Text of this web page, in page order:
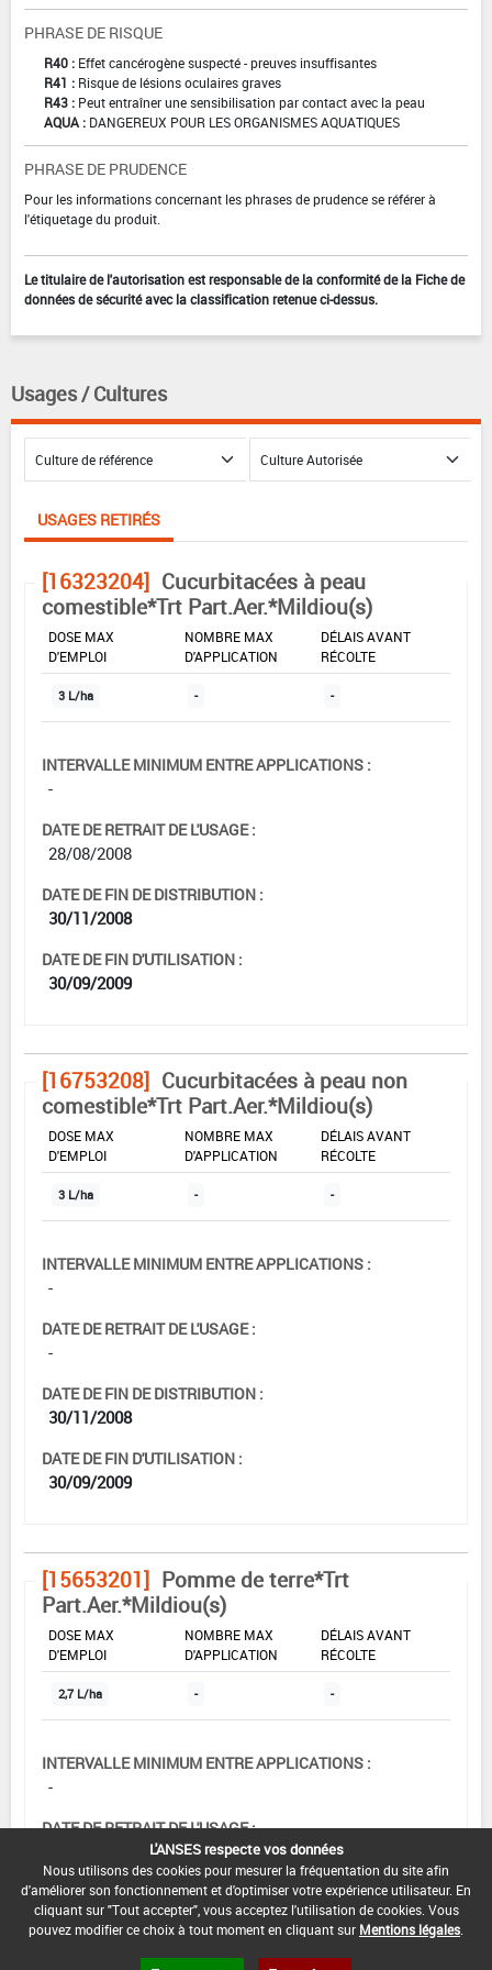
PHRASE DE RISQUE
R40 : Effet cancérogène suspecté - preuves insuffisantes
R41 : Risque de lésions oculaires graves
R43 : Peut entraîner une sensibilisation par contact avec la peau
AQUA : DANGEREUX POUR LES ORGANISMES AQUATIQUES
PHRASE DE PRUDENCE
Pour les informations concernant les phrases de prudence se référer à
l'étiquetage du produit.
Le titulaire de l'autorisation est responsable de la conformité de la Fiche de
données de sécurité avec la classification retenue ci-dessus.
Usages / Cultures
USAGES RETIRÉS
[16323204] Cucurbitacées à peau
comestible*Trt Part.Aer.*Mildiou(s)
DOSE MAX
D'EMPLOI
NOMBRE MAX
D'APPLICATION
DÉLAIS AVANT
RÉCOLTE
3 L/ha - -
INTERVALLE MINIMUM ENTRE APPLICATIONS :
-
DATE DE RETRAIT DE L'USAGE :
28/08/2008
DATE DE FIN DE DISTRIBUTION :
30/11/2008
DATE DE FIN D'UTILISATION :
30/09/2009
[16753208] Cucurbitacées à peau non
comestible*Trt Part.Aer.*Mildiou(s)
DOSE MAX
D'EMPLOI
NOMBRE MAX
D'APPLICATION
DÉLAIS AVANT
RÉCOLTE
3 L/ha - -
INTERVALLE MINIMUM ENTRE APPLICATIONS :
-
DATE DE RETRAIT DE L'USAGE :
-
DATE DE FIN DE DISTRIBUTION :
30/11/2008
DATE DE FIN D'UTILISATION :
30/09/2009
[15653201] Pomme de terre*Trt
Part.Aer.*Mildiou(s)
DOSE MAX
D'EMPLOI
NOMBRE MAX
D'APPLICATION
DÉLAIS AVANT
RÉCOLTE
2,7 L/ha - -
INTERVALLE MINIMUM ENTRE APPLICATIONS :
-
DATE DE RETRAIT DE L'USAGE :
DATE DE FIN DE DISTRIBUTION :
30/11/2008
DATE DE FIN D'UTILISATION :
L'ANSES respecte vos données
Nous utilisons des cookies pour mesurer la fréquentation du site afin
d'améliorer son fonctionnement et d'optimiser votre expérience utilisateur. En
cliquant sur "Tout accepter", vous acceptez l'utilisation de cookies. Vous
pouvez modifier ce choix à tout moment en cliquant sur Mentions légales